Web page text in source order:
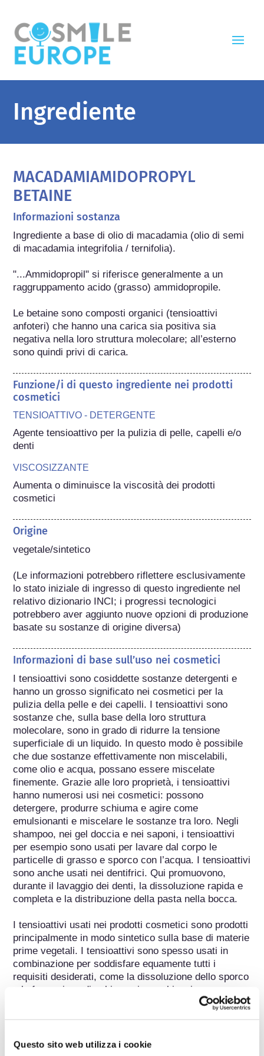
Questo sito web utilizza i cookie
Ingrediente
MACADAMIAMIDOPROPYL
BETAINE
Informazioni sostanza
Ingrediente a base di olio di macadamia (olio di semi
di macadamia integrifolia / ternifolia).
"...Ammidopropil" si riferisce generalmente a un
raggruppamento acido (grasso) ammidopropile.
Le betaine sono composti organici (tensioattivi
anfoteri) che hanno una carica sia positiva sia
negativa nella loro struttura molecolare; all’esterno
sono quindi privi di carica.
Funzione/i di questo ingrediente nei prodotti
cosmetici
TENSIOATTIVO - DETERGENTE
Agente tensioattivo per la pulizia di pelle, capelli e/o
denti
VISCOSIZZANTE
Aumenta o diminuisce la viscosità dei prodotti
cosmetici
Origine
vegetale/sintetico
(Le informazioni potrebbero riflettere esclusivamente
lo stato iniziale di ingresso di questo ingrediente nel
relativo dizionario INCI; i progressi tecnologici
potrebbero aver aggiunto nuove opzioni di produzione
basate su sostanze di origine diversa)
Informazioni di base sull’uso nei cosmetici
I tensioattivi sono cosiddette sostanze detergenti e
hanno un grosso significato nei cosmetici per la
pulizia della pelle e dei capelli. I tensioattivi sono
sostanze che, sulla base della loro struttura
molecolare, sono in grado di ridurre la tensione
superficiale di un liquido. In questo modo è possibile
che due sostanze effettivamente non miscelabili,
come olio e acqua, possano essere miscelate
finemente. Grazie alle loro proprietà, i tensioattivi
hanno numerosi usi nei cosmetici: possono
detergere, produrre schiuma e agire come
emulsionanti e miscelare le sostanze tra loro. Negli
shampoo, nei gel doccia e nei saponi, i tensioattivi
per esempio sono usati per lavare dal corpo le
particelle di grasso e sporco con l’acqua. I tensioattivi
sono anche usati nei dentifrici. Qui promuovono,
durante il lavaggio dei denti, la dissoluzione rapida e
completa e la distribuzione della pasta nella bocca.
I tensioattivi usati nei prodotti cosmetici sono prodotti
principalmente in modo sintetico sulla base di materie
prime vegetali. I tensioattivi sono spesso usati in
combinazione per soddisfare equamente tutti i
requisiti desiderati, come la dissoluzione dello sporco
e la formazione di schiuma, in combinazione con una
buona tolleranza cutanea, nel miglior modo possibile.
sfavorevole ma una proprietà di rimozione dello